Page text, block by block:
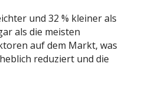
und 32 % kleiner als
als die meisten
auf dem Markt, was
reduziert und die